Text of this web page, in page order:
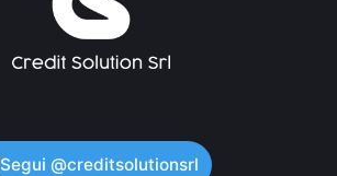
Segui @creditsolutionsrl